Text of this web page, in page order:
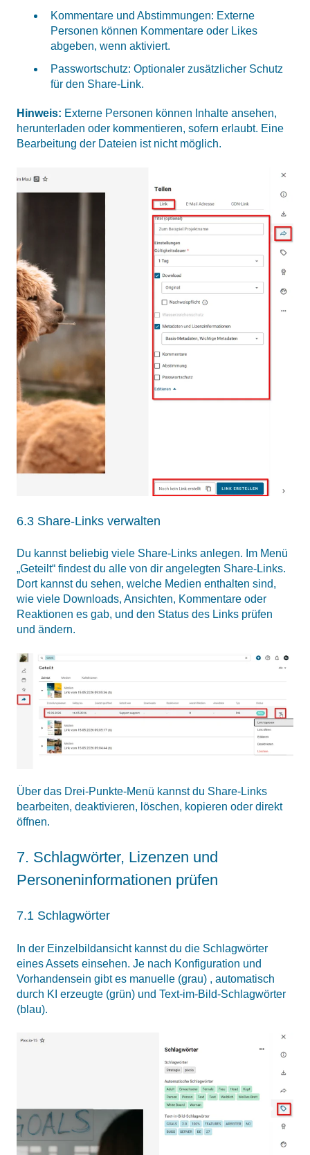
Kommentare und Abstimmungen: Externe
Personen können Kommentare oder Likes
abgeben, wenn aktiviert.
Passwortschutz: Optionaler zusätzlicher Schutz
für den Share-Link.
Hinweis: Externe Personen können Inhalte ansehen,
herunterladen oder kommentieren, sofern erlaubt. Eine
Bearbeitung der Dateien ist nicht möglich.
6.3 Share-Links verwalten
Du kannst beliebig viele Share-Links anlegen. Im Menü
„Geteilt“ findest du alle von dir angelegten Share-Links.
Dort kannst du sehen, welche Medien enthalten sind,
wie viele Downloads, Ansichten, Kommentare oder
Reaktionen es gab, und den Status des Links prüfen
und ändern.
Über das Drei-Punkte-Menü kannst du Share-Links
bearbeiten, deaktivieren, löschen, kopieren oder direkt
öffnen.
7. Schlagwörter, Lizenzen und
Personeninformationen prüfen
7.1 Schlagwörter
In der Einzelbildansicht kannst du die Schlagwörter
eines Assets einsehen. Je nach Konfiguration und
Vorhandensein gibt es manuelle (grau) , automatisch
durch KI erzeugte (grün) und Text-im-Bild-Schlagwörter
(blau).